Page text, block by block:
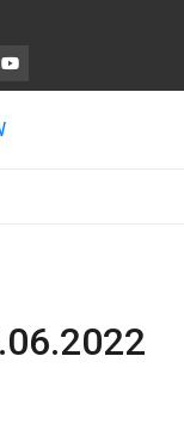
NRW